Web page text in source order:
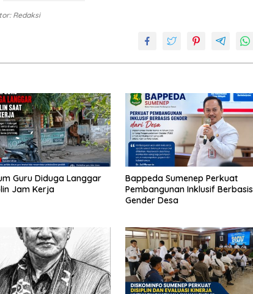
Redaksi
Guru Diduga Langgar
Jam Kerja
Bappeda Sumenep Perkuat
Pembangunan Inklusif Berbasis
Gender Desa